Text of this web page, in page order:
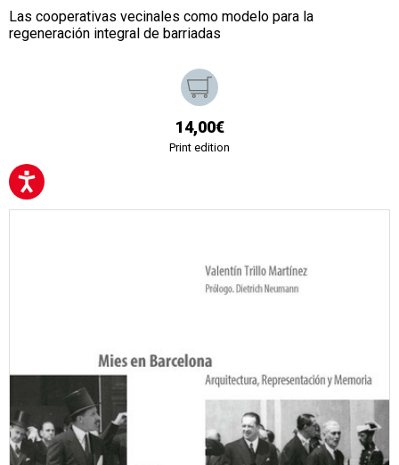
Las cooperativas vecinales como modelo para la
regeneración integral de barriadas
14,00€
Print edition